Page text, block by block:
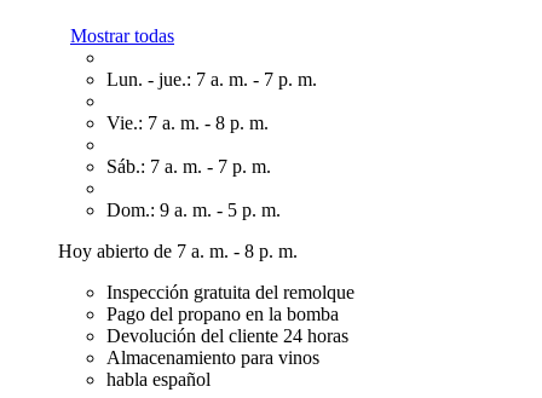
Mostrar todas
Lun. - jue.: 7 a. m. - 7 p. m.
Vie.: 7 a. m. - 8 p. m.
Sáb.: 7 a. m. - 7 p. m.
Dom.: 9 a. m. - 5 p. m.
Hoy abierto de 7 a. m. - 8 p. m.
Inspección gratuita del remolque
Pago del propano en la bomba
Devolución del cliente 24 horas
Almacenamiento para vinos
habla español